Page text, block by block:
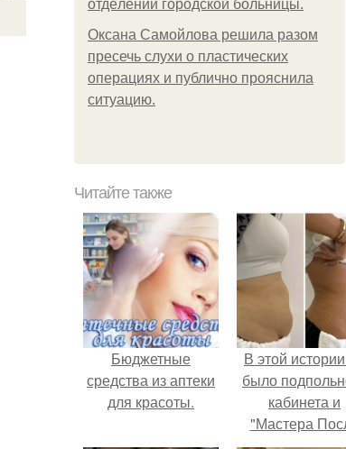
oтдeлeнии гopoдcкoй бoльницы.
Оксана Самойлова решила разом
пресечь слухи о пластических
операциях и публично прояснила
ситуацию.
Читайте также
Бюджетные
средства из аптеки
для красоты.
В этой
было
кабинета и
"Мастера